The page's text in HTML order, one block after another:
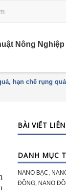
Nông Nghiệp
hạn chế rụng
BÀI VIẾT
DANH MỤC
NANO BẠC,
ĐỒNG, NANO